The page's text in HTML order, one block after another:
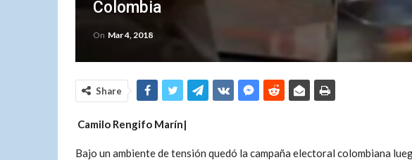
Colombia
On Mar 4, 2018
Share
Camilo Rengifo Marín|
Bajo un ambiente de tensión quedó la campaña electoral colombiana